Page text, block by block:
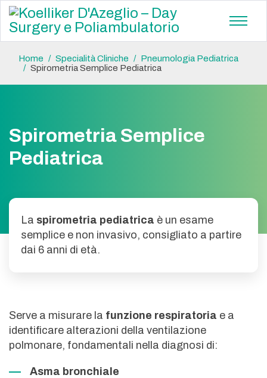
Home Specialità Cliniche
Pneumologia Pediatrica
Spirometria Semplice Pediatrica
Spirometria Semplice
Pediatrica
La spirometria pediatrica è un esame
semplice e non invasivo, consigliato a partire
dai 6 anni di età.
Serve a misurare la funzione respiratoria e a
identificare alterazioni della ventilazione
polmonare, fondamentali nella diagnosi di:
Asma bronchiale